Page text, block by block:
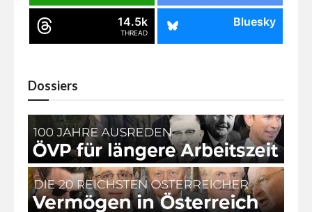
14.5k
THREAD
Bluesky
Dossiers